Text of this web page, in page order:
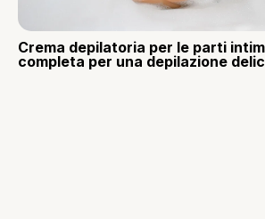
Crema depilatoria per le parti
completa per una depilazione